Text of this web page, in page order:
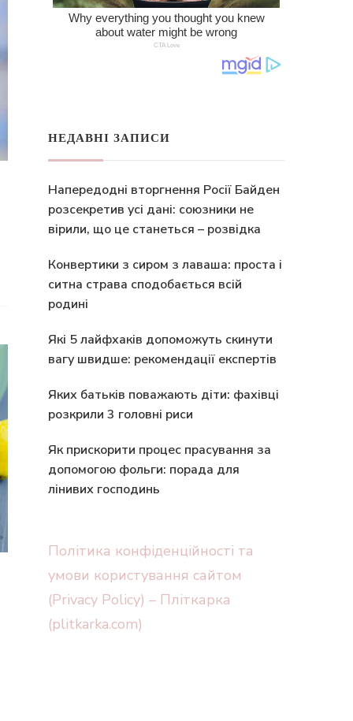
НЕДАВНІ ЗАПИСИ
Напередодні вторгнення Росії Байден
розсекретив усі дані: союзники не
вірили, що це станеться – розвідка
Конвертики з сиром з лаваша: проста і
ситна страва сподобається всій
родині
Які 5 лайфхаків допоможуть скинути
вагу швидше: рекомендації експертів
Яких батьків поважають діти: фахівці
розкрили 3 головні риси
Як прискорити процес прасування за
допомогою фольги: порада для
лінивих господинь
Політика конфіденційності та
умови користування сайтом
(Privacy Policy) – Пліткарка
(plitkarka.com)